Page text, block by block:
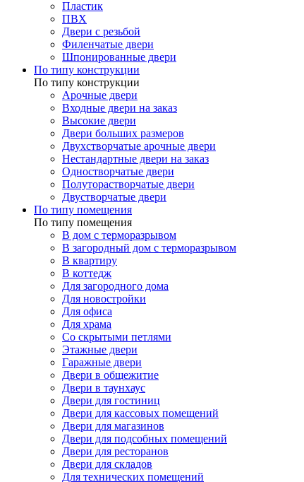
Пластик
ПВХ
Двери с резьбой
Филенчатые двери
Шпонированные двери
По типу конструкции
По типу конструкции
Арочные двери
Входные двери на заказ
Высокие двери
Двери больших размеров
Двухстворчатые арочные двери
Нестандартные двери на заказ
Одностворчатые двери
Полуторастворчатые двери
Двустворчатые двери
По типу помещения
По типу помещения
В дом с терморазрывом
В загородный дом с терморазрывом
В квартиру
В коттедж
Для загородного дома
Для новостройки
Для офиса
Для храма
Со скрытыми петлями
Этажные двери
Гаражные двери
Двери в общежитие
Двери в таунхаус
Двери для гостиниц
Двери для кассовых помещений
Двери для магазинов
Двери для подсобных помещений
Двери для ресторанов
Двери для складов
Для технических помещений